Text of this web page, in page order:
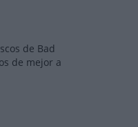
de Bad
de mejor a